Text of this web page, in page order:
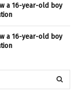
a 16-year-old boy
a 16-year-old boy